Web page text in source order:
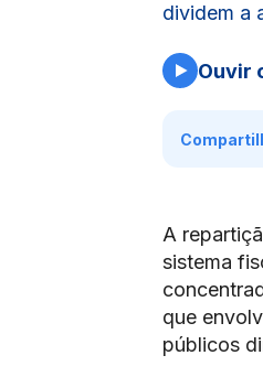
dividem a
Ouvir
A
sistema
que
públicos